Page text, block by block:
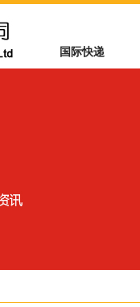
国际快递